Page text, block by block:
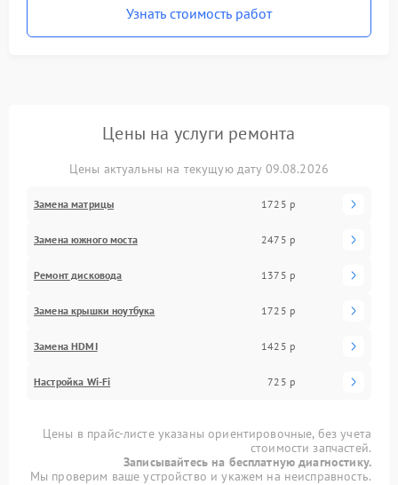
Узнать стоимость работ
Цены на услуги ремонта
Цены актуальны на текущую дату 09.08.2026
Замена матрицы 1725 р
Замена южного моста 2475 р
Ремонт дисковода 1375 р
Замена крышки ноутбука 1725 р
Замена HDMI 1425 р
Настройка Wi-Fi 725 р
Цены в прайс-листе указаны ориентировочные, без учета
стоимости запчастей.
Записывайтесь на бесплатную диагностику.
Мы проверим ваше устройство и укажем на неисправность.